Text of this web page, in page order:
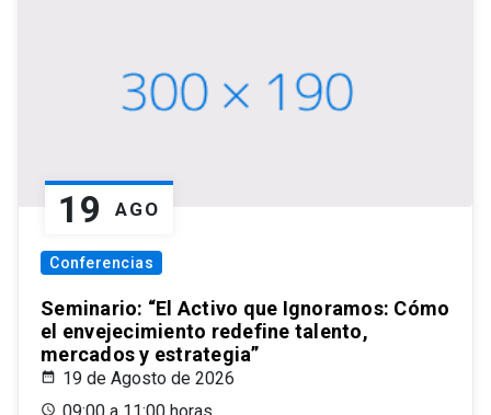
19 AGO
Conferencias
Seminario: “El Activo que Ignoramos: Cómo
el envejecimiento redefine talento,
mercados y estrategia”
19 de Agosto de 2026